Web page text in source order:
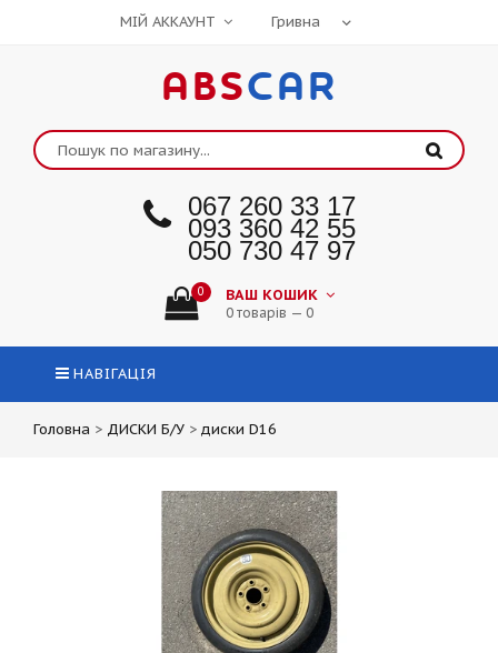
МІЙ АККАУНТ
ABSCAR
067 260 33 17
093 360 42 55
050 730 47 97
0 ВАШ КОШИК
0 товарів — 0
НАВІГАЦІЯ
Головна > ДИСКИ Б/У > диски D16